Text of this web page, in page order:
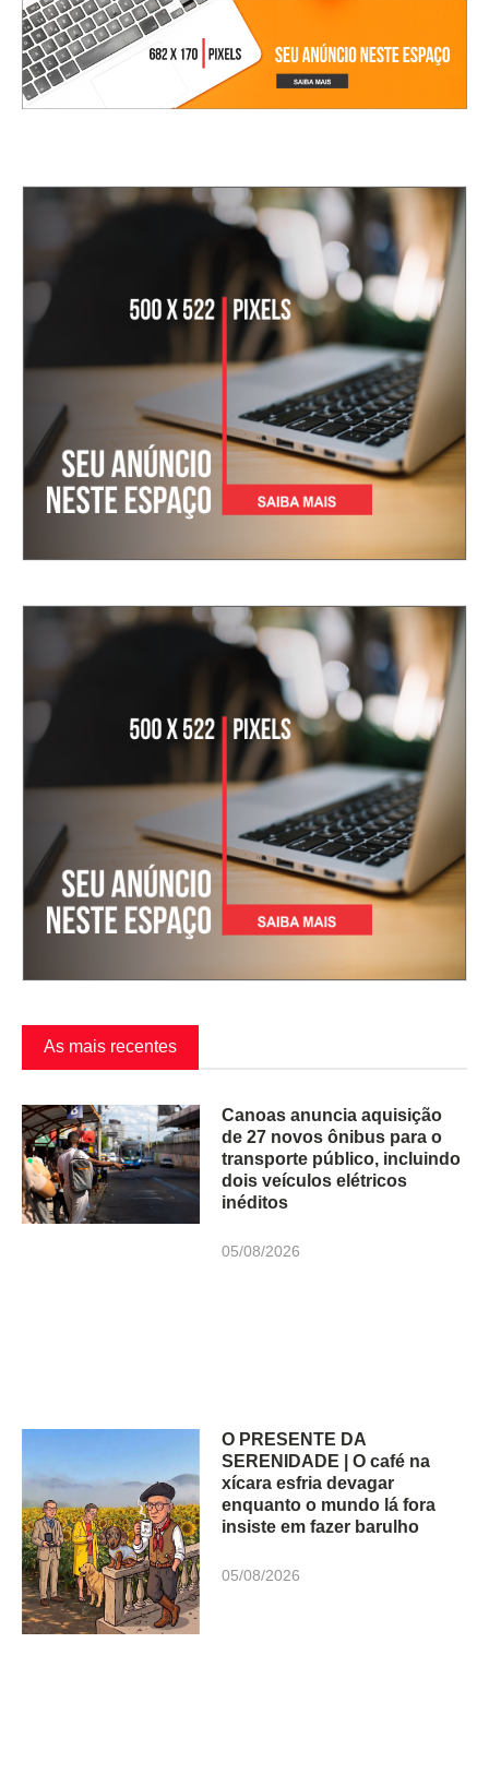
As mais recentes
Canoas anuncia aquisição
de 27 novos ônibus para o
transporte público, incluindo
dois veículos elétricos
inéditos
05/08/2026
O PRESENTE DA
SERENIDADE | O café na
xícara esfria devagar
enquanto o mundo lá fora
insiste em fazer barulho
05/08/2026